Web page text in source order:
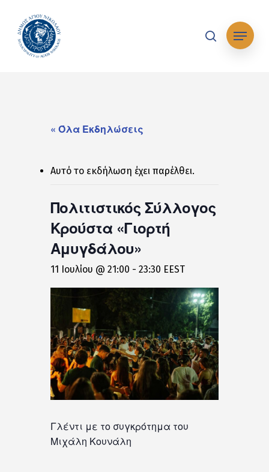
main
content
searchΜενού
« Όλα Εκδηλώσεις
Αυτό το εκδήλωση έχει παρέλθει.
Πολιτιστικός Σύλλογος
Κρούστα «Γιορτή
Αμυγδάλου»
11 Ιουλίου @ 21:00 - 23:30 EEST
Γλέντι με το συγκρότημα του
Μιχάλη Κουνάλη